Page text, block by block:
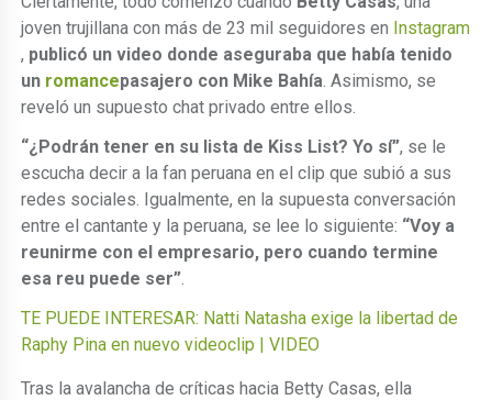
joven trujillana con más de 23 mil seguidores en Instagram
, publicó un video donde aseguraba que había tenido
un romancepasajero con Mike Bahía . Asimismo, se
reveló un supuesto chat privado entre ellos.
“¿Podrán tener en su lista de Kiss List? Yo sí”, se le
escucha decir a la fan peruana en el clip que subió a sus
redes sociales. Igualmente, en la supuesta conversación
entre el cantante y la peruana, se lee lo siguiente: “Voy a
reunirme con el empresario, pero cuando termine
esa reu puede ser”
TE PUEDE INTERESAR: Natti Natasha exige la libertad de
Raphy Pina en nuevo videoclip | VIDEO
Tras la avalancha de críticas hacia Betty Casas, ella